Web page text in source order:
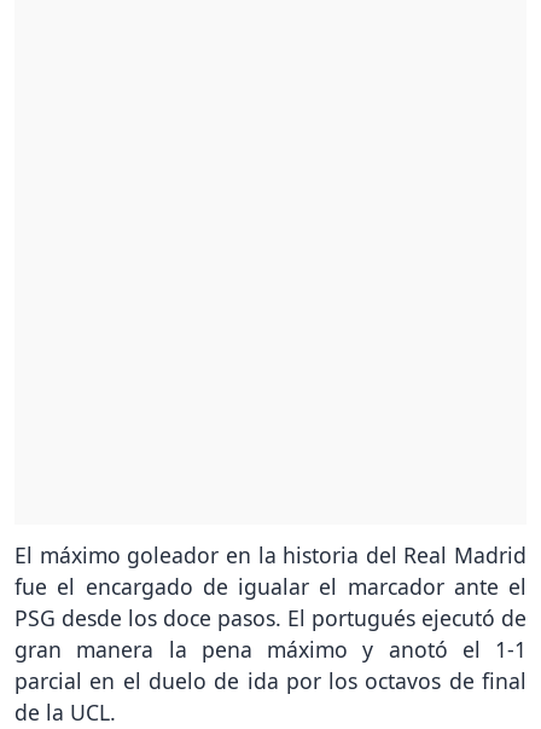
El máximo goleador en la historia del Real Madrid
fue el encargado de igualar el marcador ante el
PSG desde los doce pasos. El portugués ejecutó de
gran manera la pena máximo y anotó el 1-1
parcial en el duelo de ida por los octavos de final
de la UCL.